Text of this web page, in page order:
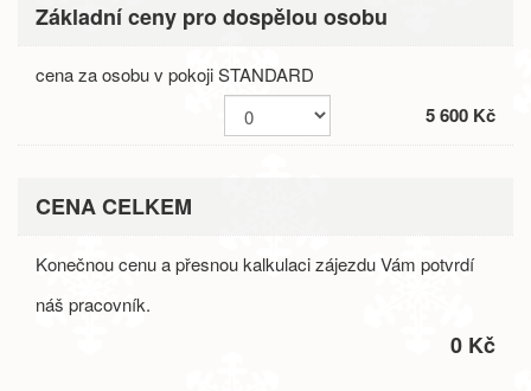
Základní ceny pro dospělou osobu
cena za osobu v pokoji STANDARD
5 600 Kč
CENA CELKEM
Konečnou cenu a přesnou kalkulaci zájezdu Vám potvrdí
náš pracovník.
0 Kč